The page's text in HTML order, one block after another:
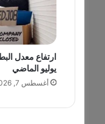
ل
س
ب
ق
ه
ن
ي
ارتفاع معدل
يوليو الماضي
أغسطس 7, 2026